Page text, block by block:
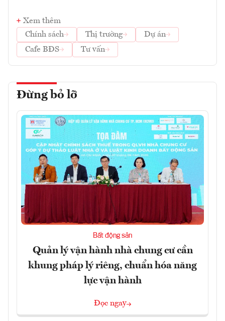
Xem thêm
Chính sách
Thị trường
Dự án
Cafe BĐS
Tư vấn
Đừng bỏ lỡ
Bất động sản
Quản lý vận hành nhà chung cư cần
khung pháp lý riêng, chuẩn hóa năng
lực vận hành
Đọc ngay